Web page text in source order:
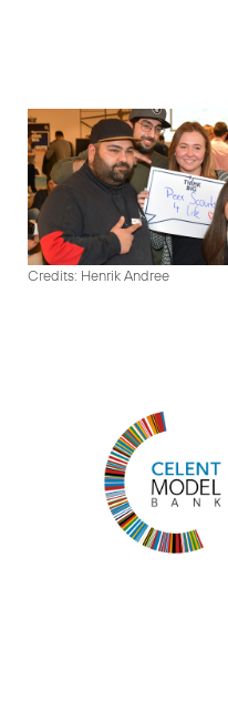
Credits: Henrik Andree